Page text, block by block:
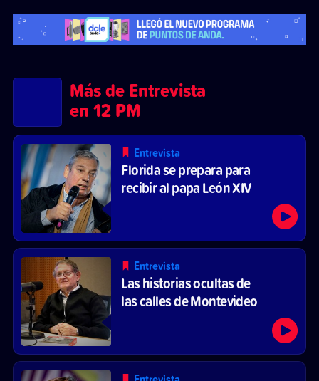
Más de Entrevista
en 12 PM
Entrevista
Florida se prepara para
recibir al papa León XIV
Entrevista
Las historias ocultas de
las calles de Montevideo